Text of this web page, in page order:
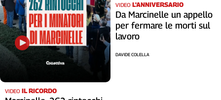
VIDEO IL RICORDO
VIDEO L'ANNIVERSARIO
Da Marcinelle un appello
per fermare le morti sul
lavoro
DAVIDE COLELLA